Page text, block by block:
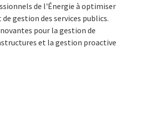
de l'Énergie à optimiser
gestion des services publics.
pour la gestion de
et la gestion proactive